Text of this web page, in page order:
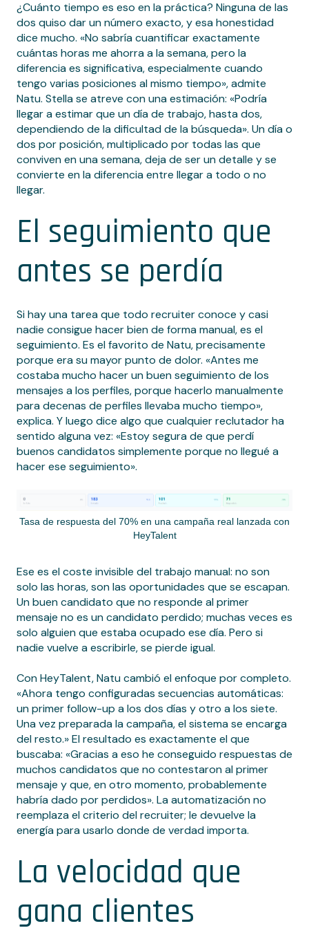
¿Cuánto tiempo es eso en la práctica? Ninguna de las
dos quiso dar un número exacto, y esa honestidad
dice mucho. «No sabría cuantificar exactamente
cuántas horas me ahorra a la semana, pero la
diferencia es significativa, especialmente cuando
tengo varias posiciones al mismo tiempo», admite
Natu. Stella se atreve con una estimación: «Podría
llegar a estimar que un día de trabajo, hasta dos,
dependiendo de la dificultad de la búsqueda». Un día o
dos por posición, multiplicado por todas las que
conviven en una semana, deja de ser un detalle y se
convierte en la diferencia entre llegar a todo o no
llegar.
El seguimiento que
antes se perdía
Si hay una tarea que todo recruiter conoce y casi
nadie consigue hacer bien de forma manual, es el
seguimiento. Es el favorito de Natu, precisamente
porque era su mayor punto de dolor. «Antes me
costaba mucho hacer un buen seguimiento de los
mensajes a los perfiles, porque hacerlo manualmente
para decenas de perfiles llevaba mucho tiempo»,
explica. Y luego dice algo que cualquier reclutador ha
sentido alguna vez: «Estoy segura de que perdí
buenos candidatos simplemente porque no llegué a
hacer ese seguimiento».
Tasa de respuesta del 70% en una campaña real lanzada con
HeyTalent
Ese es el coste invisible del trabajo manual: no son
solo las horas, son las oportunidades que se escapan.
Un buen candidato que no responde al primer
mensaje no es un candidato perdido; muchas veces es
solo alguien que estaba ocupado ese día. Pero si
nadie vuelve a escribirle, se pierde igual.
Con HeyTalent, Natu cambió el enfoque por completo.
«Ahora tengo configuradas secuencias automáticas:
un primer follow-up a los dos días y otro a los siete.
Una vez preparada la campaña, el sistema se encarga
del resto.» El resultado es exactamente el que
buscaba: «Gracias a eso he conseguido respuestas de
muchos candidatos que no contestaron al primer
mensaje y que, en otro momento, probablemente
habría dado por perdidos». La automatización no
reemplaza el criterio del recruiter; le devuelve la
energía para usarlo donde de verdad importa.
La velocidad que
gana clientes